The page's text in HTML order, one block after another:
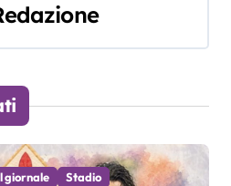
giornale Stadio